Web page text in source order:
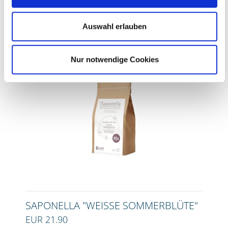
Auswahl erlauben
Nur notwendige Cookies
WÄSCHE-SET
EUR 86.60
SAPONELLA "WEISSE SOMMERBLÜTE"
EUR 21.90